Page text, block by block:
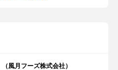
風月フーズ株式会社）